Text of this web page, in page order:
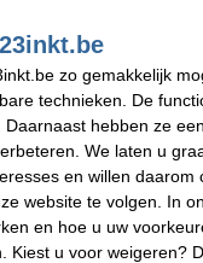
dezelfde uitstekende
te nemen en
100% garantie.
zo gemakkelijk
technieken. De
hebben ze
We laten u
en willen
website te volgen. In
en hoe u uw
Kiest u voor weigeren?